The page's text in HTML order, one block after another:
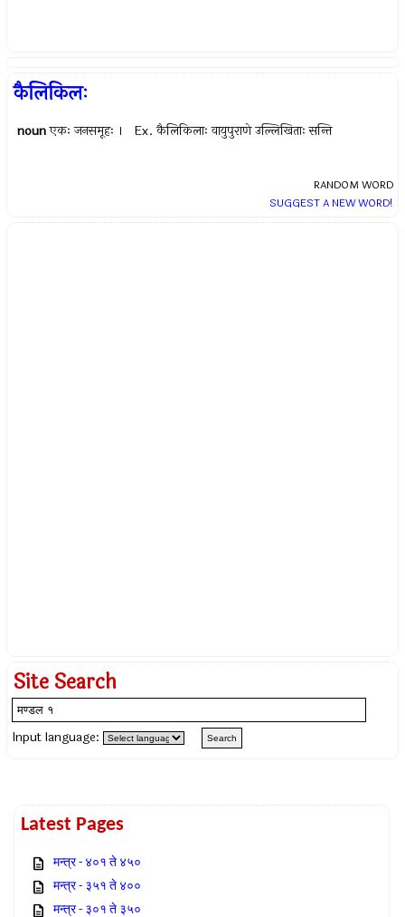
कैलिकिलः
noun एकः जनसमूहः । Ex.कैलिकिलाः वायुपुराणे उल्लिखिताः सन्ति
RANDOM WORD
SUGGEST A NEW WORD!
Site Search
Input language:
Latest Pages
मन्त्र - ४०१ ते ४५०
मन्त्र - ३५१ ते ४००
मन्त्र - ३०१ ते ३५०